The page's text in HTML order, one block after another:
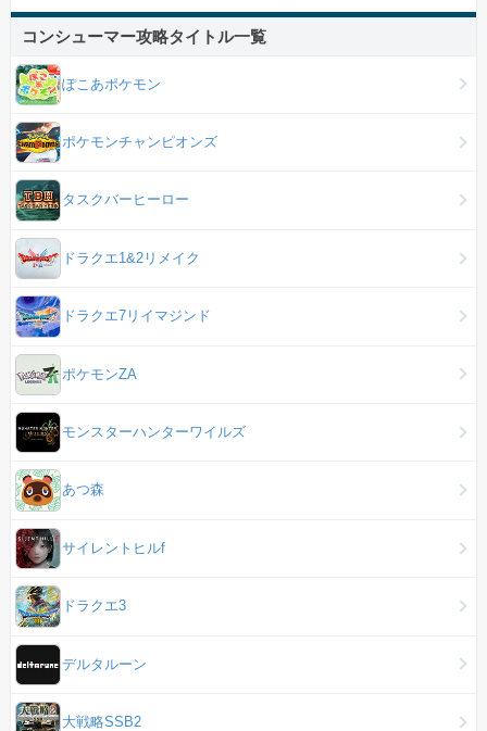
コンシューマー攻略タイトル一覧
ぽこあポケモン
ポケモンチャンピオンズ
タスクバーヒーロー
ドラクエ1&2リメイク
ドラクエ7リイマジンド
ポケモンZA
モンスターハンターワイルズ
あつ森
サイレントヒルf
ドラクエ3
デルタルーン
大戦略SSB2